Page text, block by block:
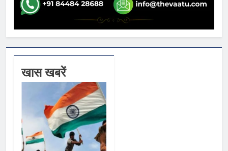
खास खबरें